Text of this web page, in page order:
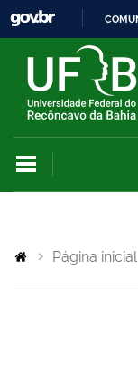
Página inicial